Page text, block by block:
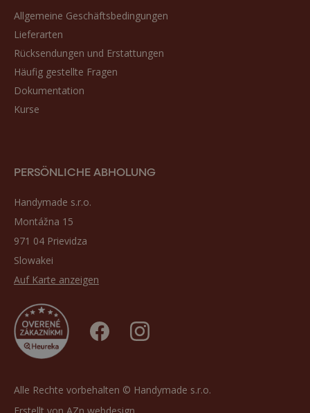
Allgemeine Geschäftsbedingungen
Lieferarten
Rücksendungen und Erstattungen
Häufig gestellte Fragen
Dokumentation
Kurse
PERSÖNLICHE ABHOLUNG
Handymade s.r.o.
Montážna 15
971 04 Prievidza
Slowakei
Auf Karte anzeigen
Alle Rechte vorbehalten © Handymade s.r.o.